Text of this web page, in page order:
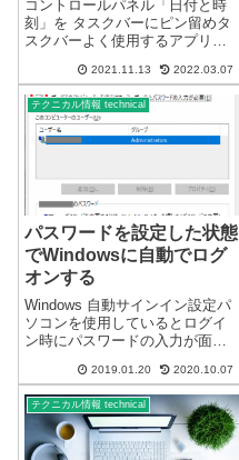
コントロールパネル「日付と時
刻」を タスクバーにピン留めタ
スクバーよく使用するアプリな
おくと簡単に起動できます。
Windows 11 で、秒単位の時刻を
確認するために、「日付と時
刻」をタスクバーにピン留めす
る方法...
2021.11.13 2022.03.07
テクニカル情報 technical
パスワードを設定した状態
でWindowsに自動でログ
オンする
Windows 自動サインイン設定パ
ソコンを使用しているとログイ
ン時にパスワードの入力が面倒
ことがあると思います。セキュ
リティー上、パスワードは何か
と必要になるのでなるべくパス
ワードを設定することをおスス
メいたし...
2019.01.20 2020.10.07
テクニカル情報 technical